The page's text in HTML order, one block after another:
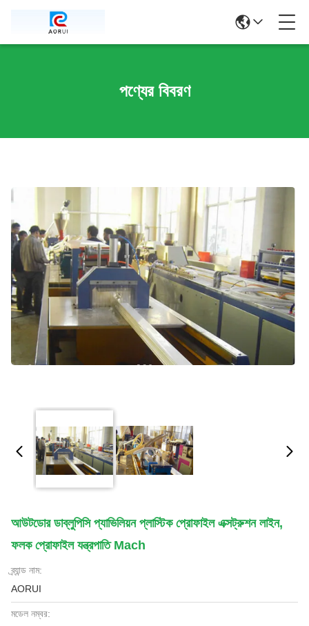
পণ্যের বিবরণ
আউটডোর ডাব্লুপিসি প্যাভিলিয়ন প্লাস্টিক প্রোফাইল এক্সট্রুশন লাইন,
ফলক প্রোফাইল যন্ত্রপাতি Mach
ব্র্যান্ড নাম:
AORUI
মডেল নম্বর: